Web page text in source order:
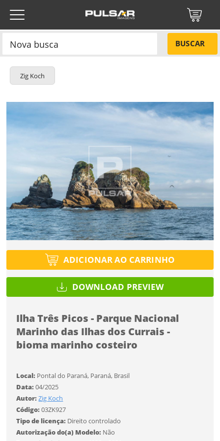
BUSCAR
Zig Koch
ADICIONAR AO CARRINHO
DOWNLOAD PREVIEW
Ilha Três Picos - Parque Nacional
Marinho das Ilhas dos Currais -
bioma marinho costeiro
Local: Pontal do Paraná, Paraná, Brasil
Data:04/2025
Autor:Zig Koch
Código:03ZK927
Tipo de licença: Direito controlado
Autorização do(a) Modelo: Não
Selecione
Utilização
Tamanho
Título do projeto
Selecione
Utilização
Formato
Você ainda não tem conta?
ENTRAR
ENVIAR
Protegido por reCAPTCHA —Privacidade·Termos
NÃO
SIM
Título do projeto
Tipo de projeto
Selecione
Utilização
Tamanho
Tamanho PR$ 57,00
Tamanho MR$ 114,00
Tamanho GR$ 171,00